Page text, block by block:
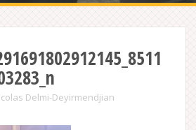
Delmi-Deyirmendjian